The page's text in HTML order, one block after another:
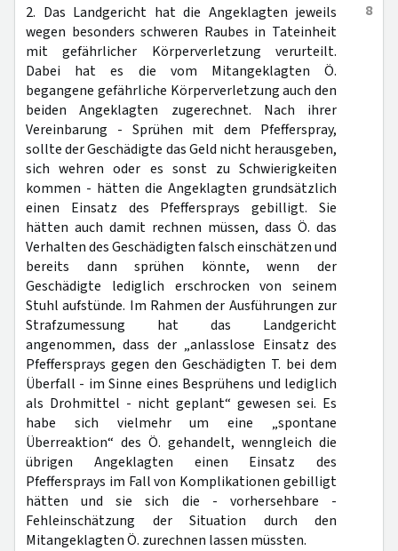
8
2. Das Landgericht hat die Angeklagten jeweils
wegen besonders schweren Raubes in Tateinheit
mit gefährlicher Körperverletzung verurteilt.
Dabei hat es die vom Mitangeklagten Ö.
begangene gefährliche Körperverletzung auch den
beiden Angeklagten zugerechnet. Nach ihrer
Vereinbarung - Sprühen mit dem Pfefferspray,
sollte der Geschädigte das Geld nicht herausgeben,
sich wehren oder es sonst zu Schwierigkeiten
kommen - hätten die Angeklagten grundsätzlich
einen Einsatz des Pfeffersprays gebilligt. Sie
hätten auch damit rechnen müssen, dass Ö. das
Verhalten des Geschädigten falsch einschätzen und
bereits dann sprühen könnte, wenn der
Geschädigte lediglich erschrocken von seinem
Stuhl aufstünde. Im Rahmen der Ausführungen zur
Strafzumessung hat das Landgericht
angenommen, dass der „anlasslose Einsatz des
Pfeffersprays gegen den Geschädigten T. bei dem
Überfall - im Sinne eines Besprühens und lediglich
als Drohmittel - nicht geplant“ gewesen sei. Es
habe sich vielmehr um eine „spontane
Überreaktion“ des Ö. gehandelt, wenngleich die
übrigen Angeklagten einen Einsatz des
Pfeffersprays im Fall von Komplikationen gebilligt
hätten und sie sich die - vorhersehbare -
Fehleinschätzung der Situation durch den
Mitangeklagten Ö. zurechnen lassen müssten.